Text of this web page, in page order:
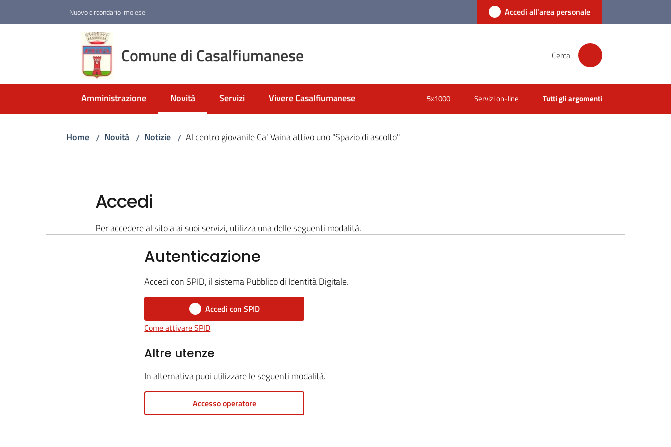
Nuovo circondario imolese Accedi all'area personale
Comune di Casalfiumanese Cerca
Amministrazione Novità
Menu selezionato
Servizi Vivere Casalfiumanese 5x1000 Servizi on-line Tutti gli argomenti
Home / Novità / Notizie / Al centro giovanile Ca' Vaina attivo uno "Spazio di ascolto"
Accedi
Per accedere al sito a ai suoi servizi, utilizza una delle seguenti modalità.
Autenticazione
Accedi con SPID, il sistema Pubblico di Identità Digitale.
Accedi con SPID
Come attivare SPID
Altre utenze
In alternativa puoi utilizzare le seguenti modalità.
Accesso operatore